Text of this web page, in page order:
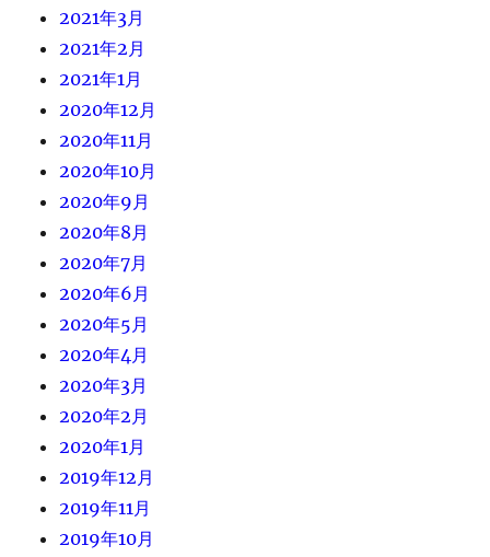
2021年3月
2021年2月
2021年1月
2020年12月
2020年11月
2020年10月
2020年9月
2020年8月
2020年7月
2020年6月
2020年5月
2020年4月
2020年3月
2020年2月
2020年1月
2019年12月
2019年11月
2019年10月